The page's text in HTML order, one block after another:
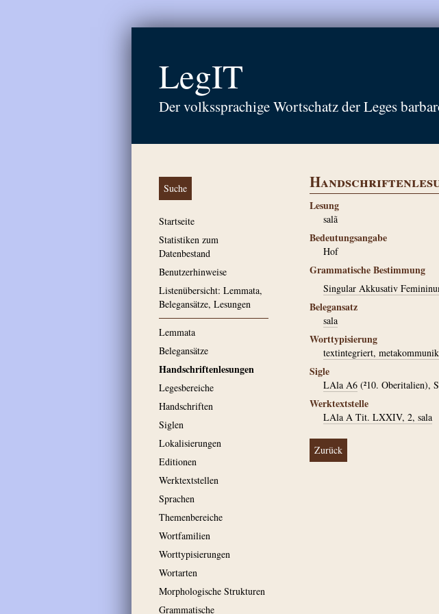
LegIT
Der volkssprachige Wortschatz der Leges
Suche
Startseite
Statistiken zum
Datenbestand
Benutzerhinweise
Listenübersicht: Lemmata,
Belegansätze, Lesungen
Lemmata
Belegansätze
Handschriftenlesungen
Legesbereiche
Handschriften
Siglen
Lokalisierungen
Editionen
Werktextstellen
Sprachen
Themenbereiche
Wortfamilien
Worttypisierungen
Wortarten
Morphologische Strukturen
Grammatische
Lesung
salã
Bedeutungsangabe
Hof
Grammatische Bestimmung
Singular Akkusativ
Belegansatz
sala
Worttypisierung
textintegriert,
Sigle
LAla A6 (²10. Oberitalien),
Werktextstelle
LAla A Tit. LXXIV, 2, sala
Zurück